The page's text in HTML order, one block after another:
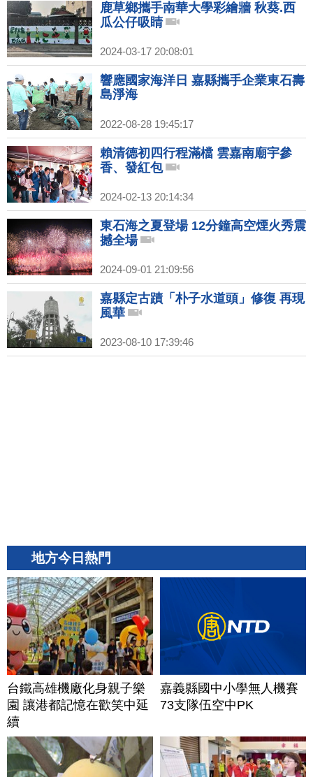
鹿草鄉攜手南華大學彩繪牆 秋葵.西
瓜公仔吸睛
2024-03-17 20:08:01
響應國家海洋日 嘉縣攜手企業東石壽
島淨海
2022-08-28 19:45:17
賴清德初四行程滿檔 雲嘉南廟宇參
香、發紅包
2024-02-13 20:14:34
東石海之夏登場 12分鐘高空煙火秀震
撼全場
2024-09-01 21:09:56
嘉縣定古蹟「朴子水道頭」修復 再現
風華
2023-08-10 17:39:46
地方今日熱門
台鐵高雄機廠化身親子樂
園 讓港都記憶在歡笑中延
續
嘉義縣國中小學無人機賽
73支隊伍空中PK